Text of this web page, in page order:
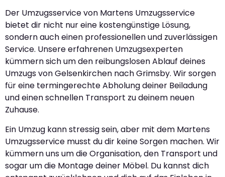
Der Umzugsservice von Martens Umzugsservice
bietet dir nicht nur eine kostengünstige Lösung,
sondern auch einen professionellen und zuverlässigen
Service. Unsere erfahrenen Umzugsexperten
kümmern sich um den reibungslosen Ablauf deines
Umzugs von Gelsenkirchen nach Grimsby. Wir sorgen
für eine termingerechte Abholung deiner Beiladung
und einen schnellen Transport zu deinem neuen
Zuhause.
Ein Umzug kann stressig sein, aber mit dem Martens
Umzugsservice musst du dir keine Sorgen machen. Wir
kümmern uns um die Organisation, den Transport und
sogar um die Montage deiner Möbel. Du kannst dich